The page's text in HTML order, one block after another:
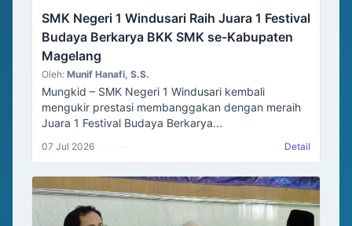
SMK Negeri 1 Windusari Raih Juara 1 Festival
Budaya Berkarya BKK SMK se-Kabupaten
Magelang
Oleh: Munif Hanafi, S.S.
Mungkid – SMK Negeri 1 Windusari kembali
mengukir prestasi membanggakan dengan meraih
Juara 1 Festival Budaya Berkarya...
07 Jul 2026 Detail